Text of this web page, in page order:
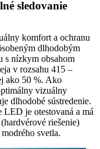
sledovanie
komfort a ochranu
dlhodobým
s nízkym obsahom
v rozsahu 415 –
ako 50 %. Ako
vizuálny
dlhodobé sústredenie.
je otestovaná a má
riešenie)
svetla.